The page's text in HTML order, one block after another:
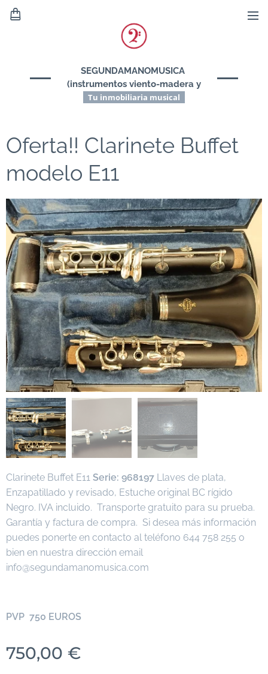
SEGUNDAMANOMUSICA
(instrumentos viento-madera y
viento-metal)
Tu inmobiliaria musical
Oferta!! Clarinete Buffet
modelo E11
Clarinete Buffet E11 Serie: 968197 Llaves de plata,
Enzapatillado y revisado, Estuche original BC rígido
Negro. IVA incluido. Transporte gratuito para su prueba.
Garantía y factura de compra. Si desea más información
puedes ponerte en contacto al teléfono 644 758 255 o
bien en nuestra dirección email
info@segundamanomusica.com
PVP 750 EUROS
750,00 €